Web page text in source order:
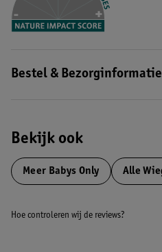
Bestel & Bezorginformatie
Bekijk ook
Meer Babys Only Alle
Hoe controleren wij de reviews?